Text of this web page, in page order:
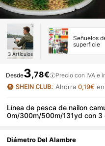
3 Artículos
Señuelos
superficie
Desde3,78€ Precio con IVA e
Ahorra 0,19€
Línea de pesca de nailon
0m/300m/500m/131yd con 3
el Día de la Madre, el Día del
Diámetro Del Alambre